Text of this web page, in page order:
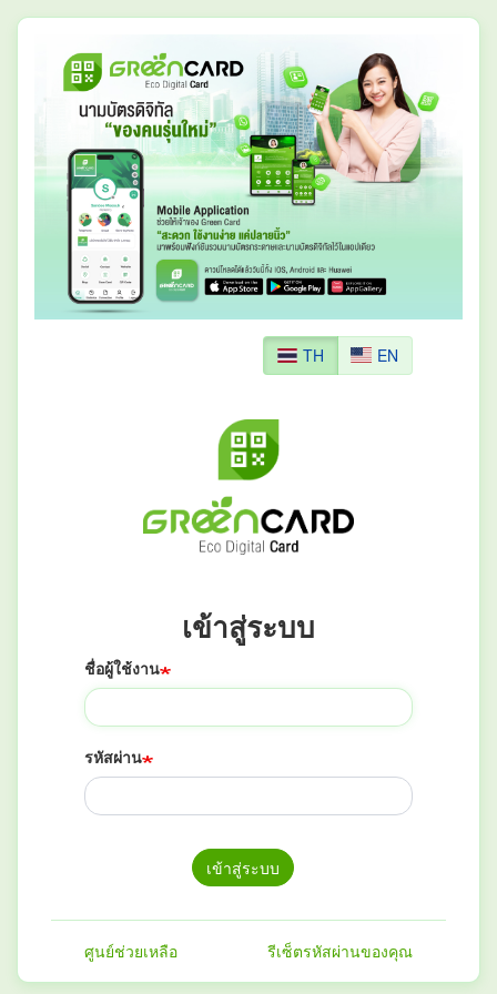
TH EN
เข้าสู่ระบบ
ชื่อผู้ใช้งาน
รหัสผ่าน
เข้าสู่ระบบ
ศูนย์ช่วยเหลือ รีเซ็ตรหัสผ่านของคุณ